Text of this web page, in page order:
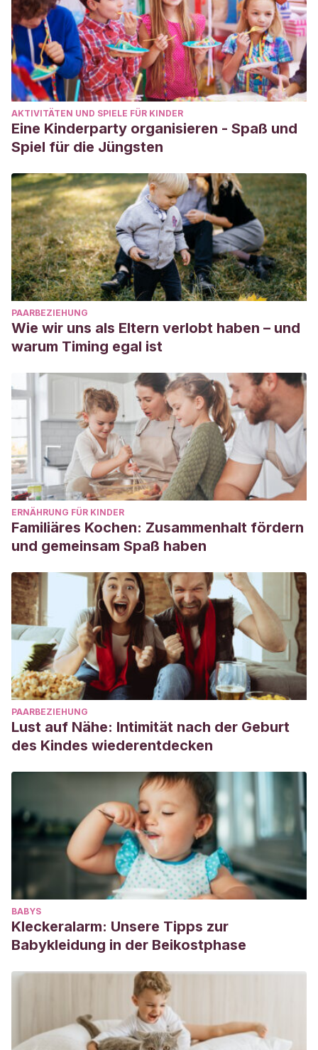
AKTIVITÄTEN UND SPIELE FÜR KINDER
Eine Kinderparty organisieren - Spaß und
Spiel für die Jüngsten
PAARBEZIEHUNG
Wie wir uns als Eltern verlobt haben – und
warum Timing egal ist
ERNÄHRUNG FÜR KINDER
Familiäres Kochen: Zusammenhalt fördern
und gemeinsam Spaß haben
PAARBEZIEHUNG
Lust auf Nähe: Intimität nach der Geburt
des Kindes wiederentdecken
BABYS
Kleckeralarm: Unsere Tipps zur
Babykleidung in der Beikostphase